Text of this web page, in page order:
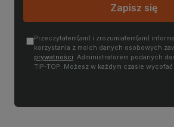
Zapisz się
Przeczytałem(am) i zrozumiałem(am)
korzystania z moich danych osobowych
prywatności . Administratorem podanych
TIP-TOP. Możesz w każdym czasie wycofać